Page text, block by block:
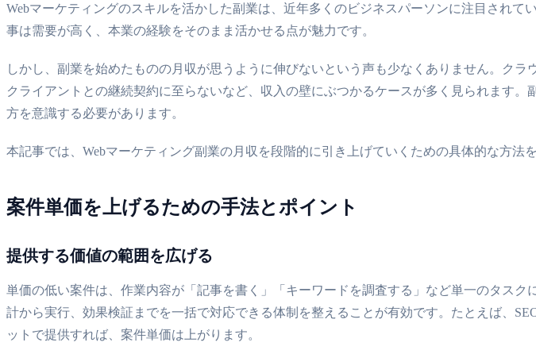
Webマーケティングのスキルを活かした副業は、近年多くのビジネスパーソンに注目され
事は需要が高く、本業の経験をそのまま活かせる点が魅力です。
しかし、副業を始めたものの月収が思うように伸びないという声も少なくありません。ク
クライアントとの継続契約に至らないなど、収入の壁にぶつかるケースが多く見られます
方を意識する必要があります。
本記事では、Webマーケティング副業の月収を段階的に引き上げていくための具体的な方法を
案件単価を上げるための手法とポイント
提供する価値の範囲を広げる
単価の低い案件は、作業内容が「記事を書く」「キーワードを調査する」など単一のタス
計から実行、効果検証までを一括で対応できる体制を整えることが有効です。たとえば、
ットで提供すれば、案件単価は上がります。